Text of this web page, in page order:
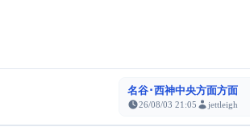
名谷･西神中央方面方面
26/08/03 21:05 jettleigh